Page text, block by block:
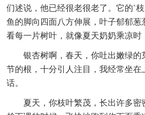
们述说，他已经很老很老了。它的`
鱼的脚向四面八方伸展，叶子郁郁葱
看每一片树叶，就像夏天奶奶乘凉时
银杏树啊，春天，你吐出嫩绿的
节的根，十分引人注目，我经常坐在
话。
夏天，你枝叶繁茂，长出许多密